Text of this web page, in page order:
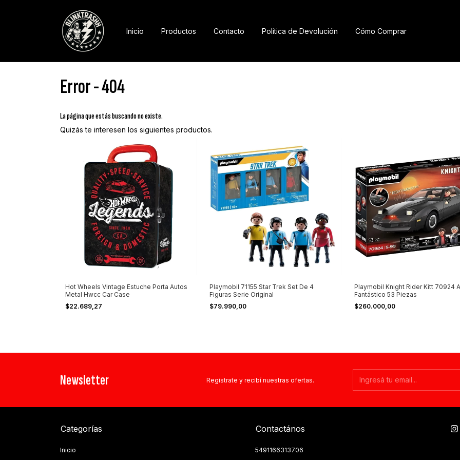
Inicio Productos Contacto Política de Devolución Cómo Comprar
Error - 404
La página que estás buscando no existe.
Quizás te interesen los siguientes productos.
Hot Wheels Vintage Estuche Porta Autos
Metal Hwcc Car Case
$22.689,27
Playmobil 71155 Star Trek Set De 4
Figuras Serie Original
$79.990,00
Playmobil Knight Rider Kitt 70924
Fantástico 53 Piezas
$260.000,00
Newsletter Registrate y recibí nuestras ofertas.
Categorías
Inicio
Contactános
5491166313706